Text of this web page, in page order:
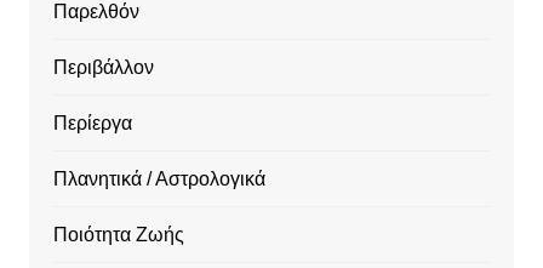
Παρελθόν
Περιβάλλον
Περίεργα
Πλανητικά / Αστρολογικά
Ποιότητα Ζωής